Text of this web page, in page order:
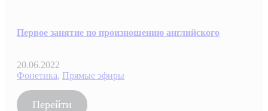
Первое занятие по произношению английского
20.06.2022
Фонетика, Прямые эфиры
Перейти